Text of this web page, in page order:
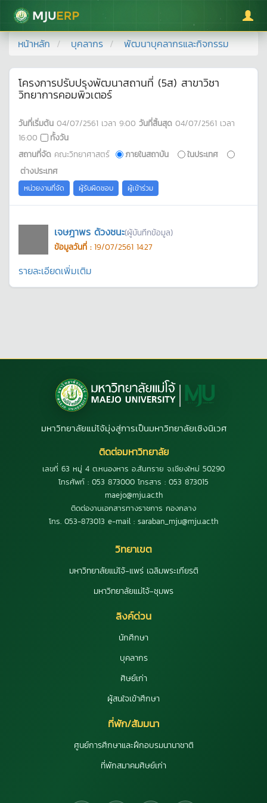
มหาวิทยาลัยแม่โจ้
หน้าหลัก บุคลากร พัฒนาบุคลากรและกิจกรรม
โครงการปรับปรุงพัฒนาสถานที่ (5ส) สาขาวิชา
วิทยาการคอมพิวเตอร์
วันที่เริ่มต้น 04/07/2561 เวลา 9:00 วันที่สิ้นสุด 04/07/2561 เวลา
16:00
ทั้งวัน
สถานที่จัด คณะวิทยาศาสตร์ ภายในสถาบัน
ในประเทศ
ต่างประเทศ
หน่วยงานที่จัด ผู้รับผิดชอบ ผู้เข้าร่วม
เจษฎาพร ด้วงชนะ(ผู้บันทึกข้อมูล)
ข้อมูลวันที่ : 19/07/2561 14:27
รายละเอียดเพิ่มเติม
มหาวิทยาลัยแม่โจ้มุ่งสู่การเป็นมหาวิทยาลัยเชิงนิเวศ
ติดต่อมหาวิทยาลัย
เลขที่ 63 หมู่ 4 ต.หนองหาร อ.สันทราย จ.เชียงใหม่ 50290
โทรศัพท์ : 053 873000 โทรสาร : 053 873015
maejo@mju.ac.th
ติดต่องานเอกสารทางราชการ กองกลาง
โทร. 053-873013 e-mail : saraban_mju@mju.ac.th
วิทยาเขต
มหาวิทยาลัยแม่โจ้-แพร่ เฉลิมพระเกียรติ
มหาวิทยาลัยแม่โจ้-ชุมพร
ลิงค์ด่วน
นักศึกษา
บุคลากร
ศิษย์เก่า
ผู้สนใจเข้าศึกษา
ที่พัก/สัมมนา
ศูนย์การศึกษาและฝึกอบรมนานาชาติ
ที่พักสมาคมศิษย์เก่า